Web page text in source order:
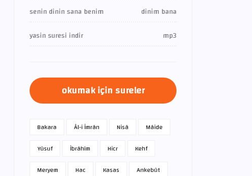
senin dinin sana benim
dinim bana
yasin suresi indir
mp3
okumak için sureler
Bakara Âl-i İmrân Nisâ
Mâide
Yûsuf
İbrâhîm Hicr
Kehf
Meryem
Hac Kasas
Ankebût